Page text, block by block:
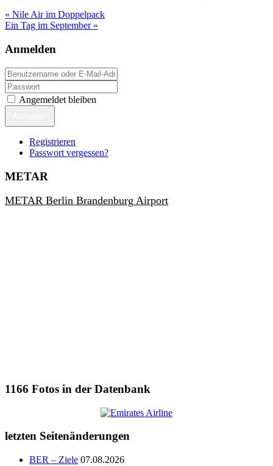
Beitragsnavigation
« Nile Air im Doppelpack
Ein Tag im September »
Anmelden
Angemeldet bleiben
Registrieren
Passwort vergessen?
METAR
METAR Berlin Brandenburg Airport
1166 Fotos in der Datenbank
letzten Seitenänderungen
BER – Ziele 07.08.2026